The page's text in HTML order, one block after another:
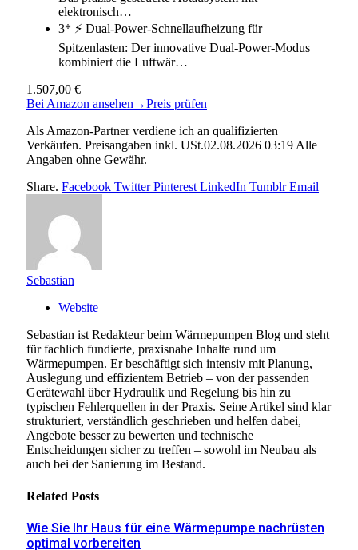
elektronisch…
3* ⚡ Dual-Power-Schnellaufheizung für
Spitzenlasten: Der innovative Dual-Power-Modus
kombiniert die Luftwär…
1.507,00 €
Bei Amazon ansehen→Preis prüfen
Als Amazon-Partner verdiene ich an qualifizierten
Verkäufen. Preisangaben inkl. USt.02.08.2026 03:19 Alle
Angaben ohne Gewähr.
Share. Facebook Twitter Pinterest LinkedIn Tumblr Email
Sebastian
Website
Sebastian ist Redakteur beim Wärmepumpen Blog und steht
für fachlich fundierte, praxisnahe Inhalte rund um
Wärmepumpen. Er beschäftigt sich intensiv mit Planung,
Auslegung und effizientem Betrieb – von der passenden
Gerätewahl über Hydraulik und Regelung bis hin zu
typischen Fehlerquellen in der Praxis. Seine Artikel sind klar
strukturiert, verständlich geschrieben und helfen dabei,
Angebote besser zu bewerten und technische
Entscheidungen sicher zu treffen – sowohl im Neubau als
auch bei der Sanierung im Bestand.
Related Posts
Wie Sie Ihr Haus für eine Wärmepumpe nachrüsten
optimal vorbereiten